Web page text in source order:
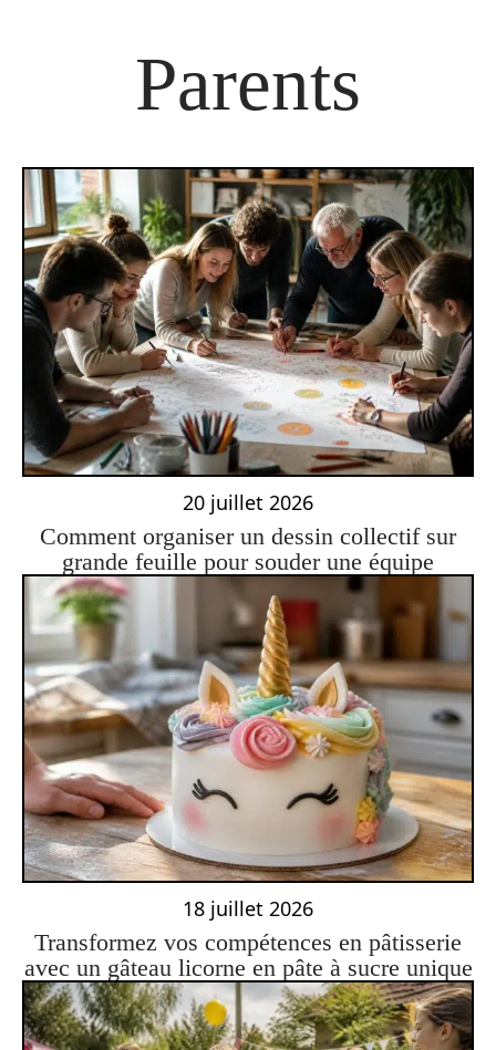
Parents
20 juillet 2026
Comment organiser un dessin collectif sur
grande feuille pour souder une équipe
18 juillet 2026
Transformez vos compétences en pâtisserie
avec un gâteau licorne en pâte à sucre unique